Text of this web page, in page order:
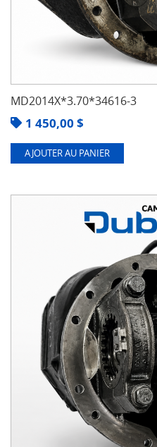
MD2014X*3.70*34616-3
1 450,00 $
AJOUTER AU PANIER